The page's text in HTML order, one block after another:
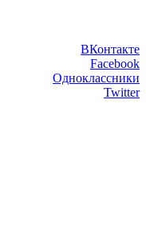
ВКонтакте
Facebook
Одноклассники
Twitter